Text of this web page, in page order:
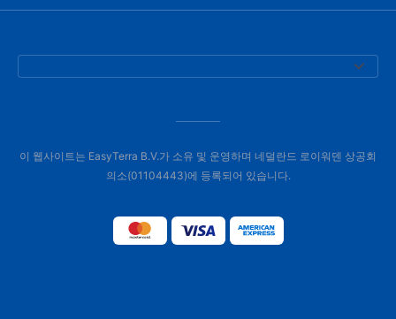
이 웹사이트는 EasyTerra B.V.가 소유 및 운영하며 네덜란드 로이워덴 상공회
의소(01104443)에 등록되어 있습니다.